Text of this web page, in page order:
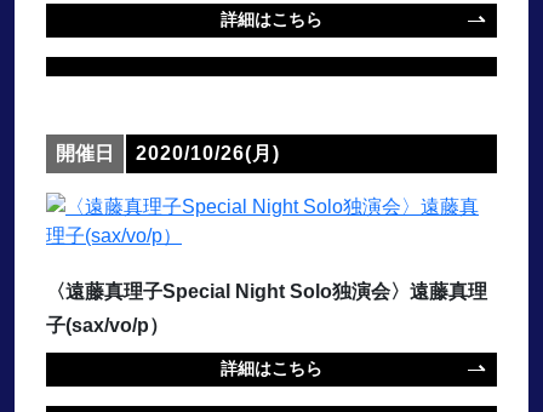
詳細はこちら
開催日 2020/10/26(月)
〈遠藤真理子Special Night Solo独演会〉遠藤真理
子(sax/vo/p）
詳細はこちら